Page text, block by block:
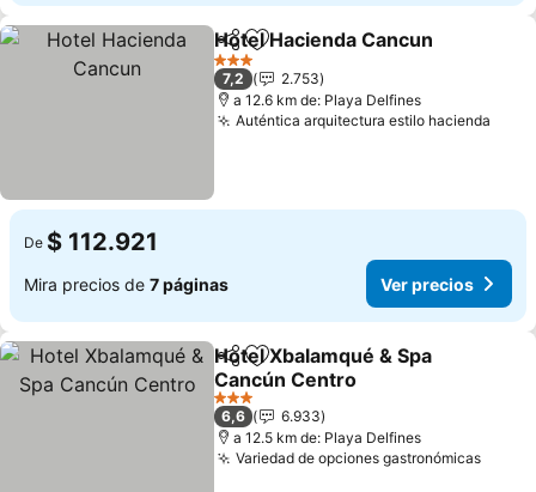
CompartirAgregar a favoritos
Hotel Hacienda Cancun
3 Estrellas
7,2
2.753
a 12.6 km de: Playa Delfines
Auténtica arquitectura estilo hacienda
De $ 112.921
Mira precios de 7 páginas Ver precios
CompartirAgregar a favoritos
Hotel Xbalamqué & Spa
Cancún Centro
Ver precios
3 Estrellas
6,6
6.933
a 12.5 km de: Playa Delfines
Variedad de opciones gastronómicasVer